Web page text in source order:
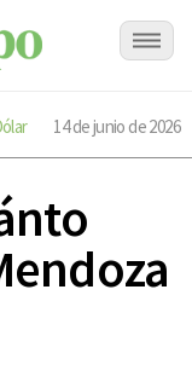
14 de junio de 2026